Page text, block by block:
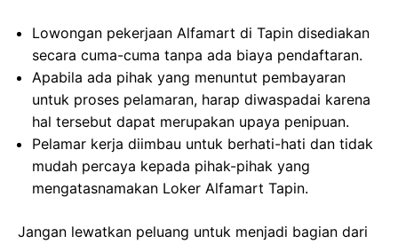
Lowongan pekerjaan Alfamart di Tapin disediakan
secara cuma-cuma tanpa ada biaya pendaftaran.
Apabila ada pihak yang menuntut pembayaran
untuk proses pelamaran, harap diwaspadai karena
hal tersebut dapat merupakan upaya penipuan.
Pelamar kerja diimbau untuk berhati-hati dan tidak
mudah percaya kepada pihak-pihak yang
mengatasnamakan Loker Alfamart Tapin.
Jangan lewatkan peluang untuk menjadi bagian dari